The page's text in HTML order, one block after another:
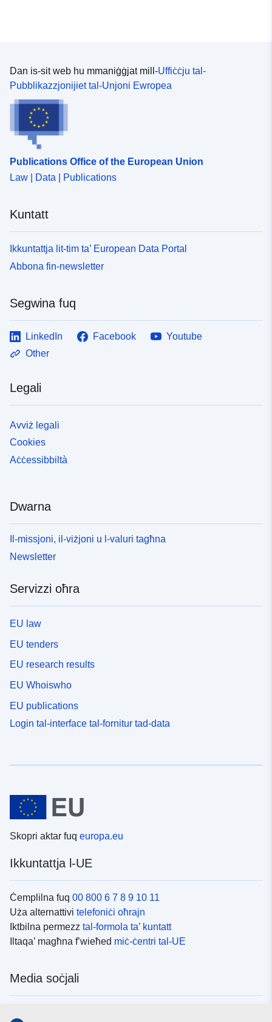
Dan is-sit web hu mmaniġġjat mill-Uffiċċju tal-
Pubblikazzjonijiet tal-Unjoni Ewropea
Publications Office of the European Union
Law | Data | Publications
Kuntatt
Ikkuntattja lit-tim ta’ European Data Portal
Abbona fin-newsletter
Segwina fuq
LinkedIn Facebook
Youtube
Other
Legali
Avviż legali
Cookies
Aċċessibbiltà
Dwarna
Il-missjoni, il-viżjoni u l-valuri tagħna
Newsletter
Servizzi oħra
EU law
EU tenders
EU research results
EU Whoiswho
EU publications
Login tal-interface tal-fornitur tad-data
Skopri aktar fuq europa.eu
Ikkuntattja l-UE
Ċemplilna fuq 00 800 6 7 8 9 10 11
Uża alternattivi telefoniċi oħrajn
Iktbilna permezz tal-formola ta’ kuntatt
Iltaqa’ magħna f’wieħed miċ-ċentri tal-UE
Media soċjali